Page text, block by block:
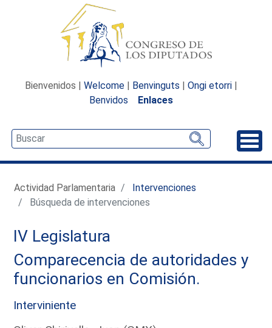
Bienvenidos | Welcome | Benvinguts | Ongi etorri |
Benvidos
Enlaces
Actividad Parlamentaria
Intervenciones
Búsqueda de intervenciones
IV Legislatura
Comparecencia de autoridades y
funcionarios en Comisión.
Interviniente